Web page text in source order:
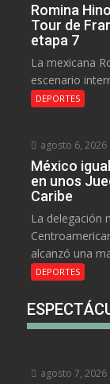
Romina
Tour de
etapa 7
La mexicana
escenario
DEPORTES
agosto 6, 2026
México
en unos
Caribe
La delegación
alcanzó una
DEPORTES
agosto 7, 2026